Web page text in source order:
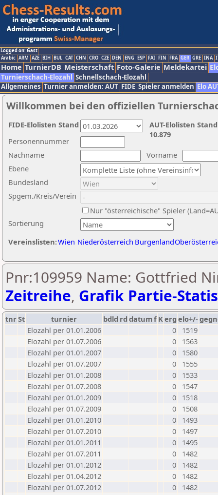
Logged on: Gast
Arabic ARM AZE BIH BUL CAT CHN CRO CZE DEN ENG ESP FAI FIN FRA GER GRE INA
Home TurnierDB Meisterschaft Foto-Galerie Meldekartei
Turnierschach-Elozahl Schnellschach-Elozahl
Allgemeines Turnier anmelden: AUT FIDE Spieler anmelden Elo
Willkommen bei den offiziellen
Nachname
Vorname
Ebene
Sortierung
Personennummer
Bundesland
Spgem./Kreis/Verein
Nur "österreichische" Spieler
Vereinslisten:Wien Niederösterreich Burgenland
AUT-Elolisten
10.879
FIDE-Elolisten Stand
Pnr:109959 Name: Gottfried
Zeitreihe, Grafik Partie-
tnrSt turnier bdld rd datumf Kerg elo+/-
Elozahl per 01.01.2006
0
1519
Elozahl per 01.07.2006
0
1563
Elozahl per 01.01.2007
0
1580
Elozahl per 01.07.2007
0
1555
Elozahl per 01.01.2008
0
1533
Elozahl per 01.07.2008
0
1547
Elozahl per 01.01.2009
0
1518
Elozahl per 01.07.2009
0
1508
Elozahl per 01.01.2010
0
1493
Elozahl per 01.07.2010
0
1497
Elozahl per 01.01.2011
0
1495
Elozahl per 01.07.2011
0
1482
Elozahl per 01.01.2012
0
1482
Elozahl per 01.04.2012
0
1482
Elozahl per 01.07.2012
0
1482